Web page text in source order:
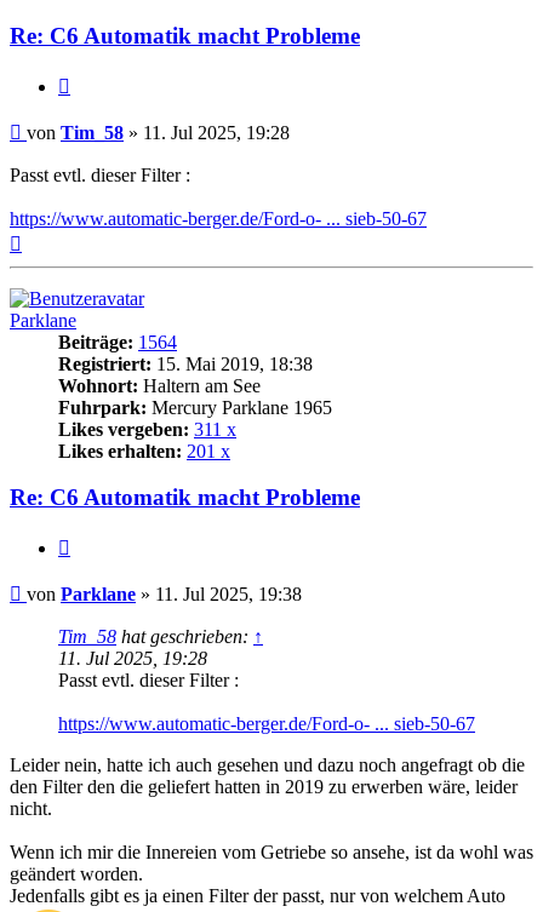
Re: C6 Automatik macht Probleme
Beitrag
von Tim_58 » 11. Jul 2025, 19:28
Passt evtl. dieser Filter :
https://www.automatic-berger.de/Ford-o- ... sieb-50-67
Parklane
Beiträge: 1564
Registriert: 15. Mai 2019, 18:38
Wohnort: Haltern am See
Fuhrpark: Mercury Parklane 1965
Likes vergeben: 311 x
Likes erhalten: 201 x
Re: C6 Automatik macht Probleme
Beitrag
von Parklane » 11. Jul 2025, 19:38
Tim_58 hat geschrieben: ↑
11. Jul 2025, 19:28
Passt evtl. dieser Filter :
https://www.automatic-berger.de/Ford-o- ... sieb-50-67
Leider nein, hatte ich auch gesehen und dazu noch angefragt ob die
den Filter den die geliefert hatten in 2019 zu erwerben wäre, leider
nicht.
Wenn ich mir die Innereien vom Getriebe so ansehe, ist da wohl was
geändert worden.
Jedenfalls gibt es ja einen Filter der passt, nur von welchem Auto